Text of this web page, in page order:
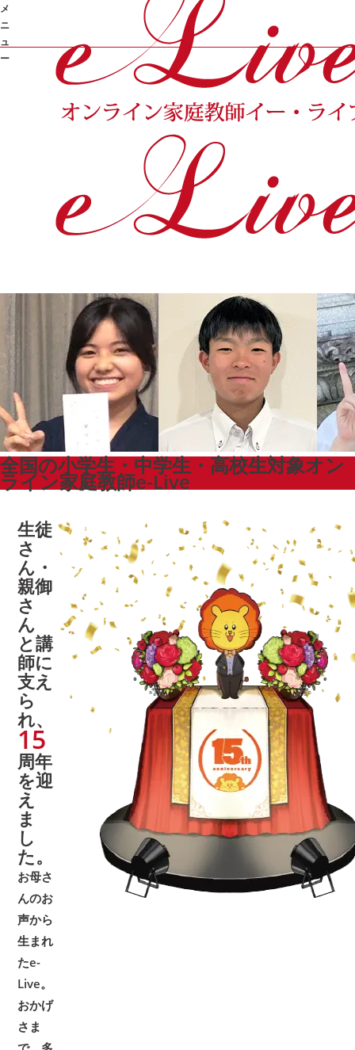
メ
ニ
ュ
ー
全国の小学生・中学生・高校生対象オン
ライン家庭教師e-Live
生徒
さ
ん・
親御
さ
ん
と講
師に
支え
ら
れ、
15
周年
を迎
え
ま
し
た。
お母さ
んのお
声から
生まれ
たe-
Live。
おかげ
さま